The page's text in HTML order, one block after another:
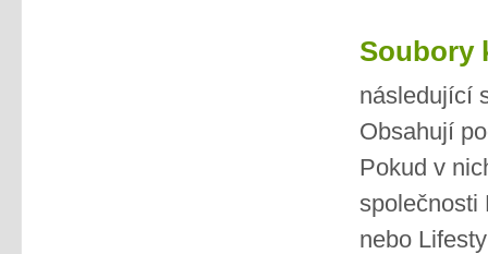
Soubory
následující
Obsahují
Pokud v
společnosti
nebo